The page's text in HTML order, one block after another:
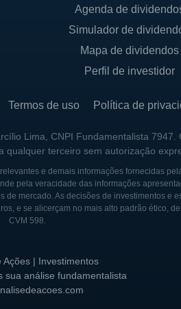
os métodos desenvolvidos
quanto possível.
atividades com a visão de
Desde o início, a Rocket
não atendidas de
abordagem inovadora e
Com um portfólio que se
acelerar seus projetos de
compromisso de
Agenda de
Simulador de
Mapa de dividendos
Perfil de investidor
Termos de uso Política de
Lima, CNPI Fundamentalista
terceiro sem autorização
e demais informações fornecidas
pela veracidade das informações
mercado. As decisões de investimentos e
e se alicerçam no mais alto padrão ético,
CVM 598.
Ações | Investimentos
sua análise fundamentalista